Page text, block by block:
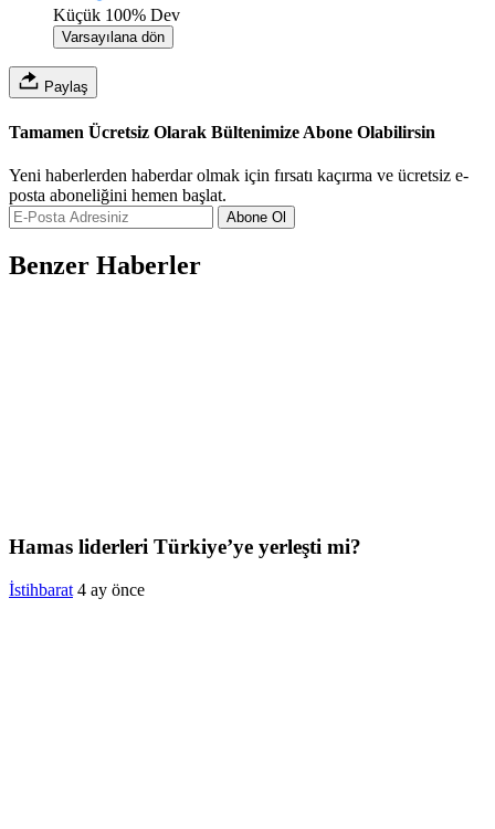
Küçük 100% Dev
Varsayılana dön
Paylaş
Tamamen Ücretsiz Olarak Bültenimize Abone Olabilirsin
Yeni haberlerden haberdar olmak için fırsatı kaçırma ve ücretsiz e-
posta aboneliğini hemen başlat.
Abone Ol
Benzer Haberler
Hamas liderleri Türkiye’ye yerleşti mi?
İstihbarat 4 ay önce